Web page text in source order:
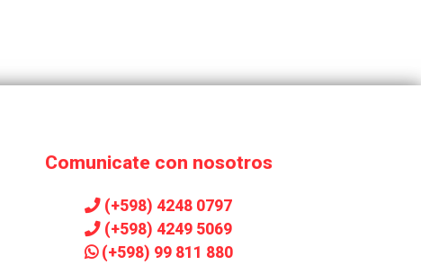
Comunicate con nosotros
(+598) 4248 0797
(+598) 4249 5069
(+598) 99 811 880